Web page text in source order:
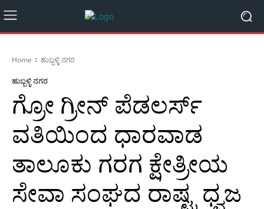
Home ಹುಬ್ಬಳ್ಳಿ ನಗರ
ಹುಬ್ಬಳ್ಳಿ ನಗರ
ಗ್ರೋ ಗ್ರೀನ್ ಪೆಡಲರ್ಸ್
ವತಿಯಿಂದ ಧಾರವಾಡ
ತಾಲೂಕು ಗರಗ ಕ್ಷೇತ್ರೀಯ
ಸೇವಾ ಸಂಘದ ರಾಷ್ಟ್ರ ಧ್ವಜ